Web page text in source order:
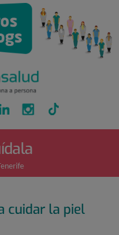
cuidar la piel